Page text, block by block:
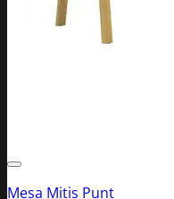
Mesa Mitis Punt